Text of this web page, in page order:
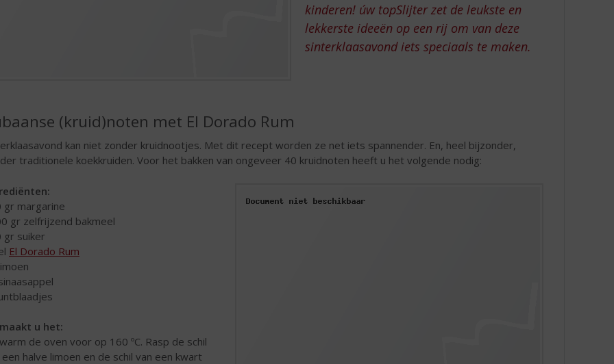
kinderen! úw topSlijter zet de leukste en
lekkerste ideeën op een rij om van deze
sinterklaasavond iets speciaals te maken.
(kruid)noten met El Dorado Rum
kan niet zonder kruidnootjes. Met dit recept worden ze net iets spannender. En, heel bijzonder,
traditionele koekkruiden. Voor het bakken van ongeveer 40 kruidnoten heeft u het volgende nodig:
gr margarine
gr zelfrijzend bakmeel
gr suiker
El Dorado Rum
u het:
de oven voor op 160 ºC. Rasp de schil
halve limoen en de schil van een kwart